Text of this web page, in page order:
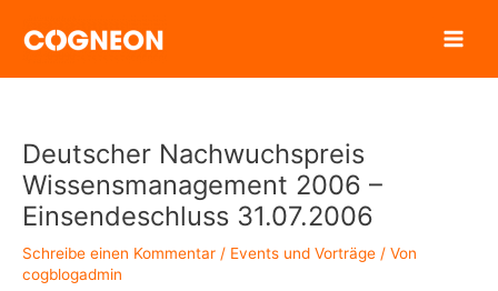
Inhalt
Deutscher Nachwuchspreis
Wissensmanagement 2006 –
Einsendeschluss 31.07.2006
Schreibe einen Kommentar / Events und Vorträge / Von
cogblogadmin